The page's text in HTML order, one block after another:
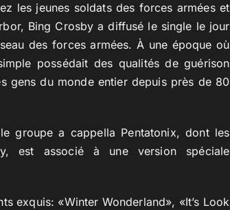
les jeunes soldats des forces armées et
Bing Crosby a diffusé le single le jour
des forces armées. À une époque où
possédait des qualités de guérison
gens du monde entier depuis près de 80
groupe a cappella Pentatonix, dont les
est associé à une version spéciale
exquis: «Winter Wonderland», «It’s Look